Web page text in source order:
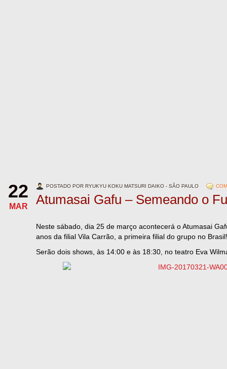
22
MAR
POSTADO POR RYUKYU KOKU MATSURI DAIKO - SÃO PAULO
Atumasai Gafu – Semeando o
Neste sábado, dia 25 de março acontecerá o Atumasai
anos da filial Vila Carrão, a primeira filial do grupo no Brasil!
Serão dois shows, às 14:00 e às 18:30, no teatro Eva